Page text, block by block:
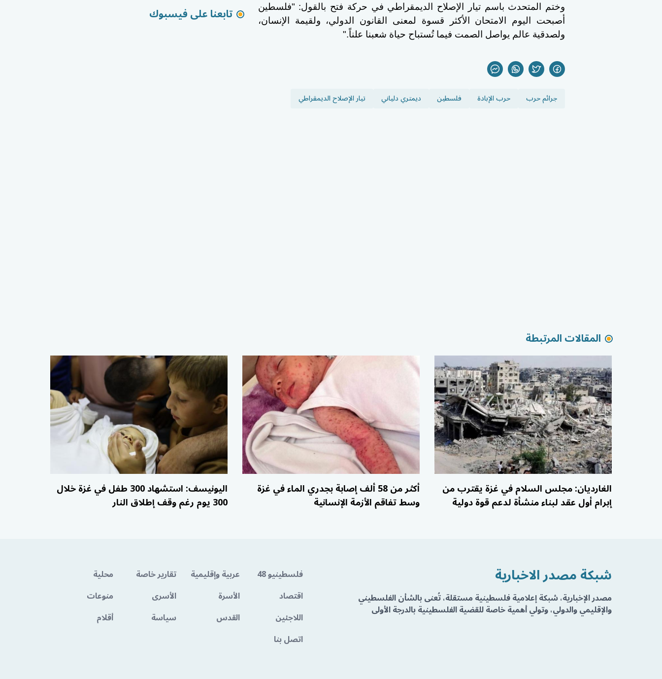
وختم المتحدث باسم تيار الإصلاح الديمقراطي في حركة فتح بالقول: "فلسطين
أصبحت اليوم الامتحان الأكثر قسوة لمعنى القانون الدولي، ولقيمة الإنسان،
ولصدقية عالم يواصل الصمت فيما تُستباح حياة شعبنا علناً."
جرائم حرب حرب الإبادة فلسطين ديمتري دلياني تيار الإصلاح الديمقراطي
تابعنا على فيسبوك
المقالات المرتبطة
الغارديان: مجلس السلام في غزة يقترب من
إبرام أول عقد لبناء منشأة لدعم قوة دولية
أكثر من 58 ألف إصابة بجدري الماء في غزة
وسط تفاقم الأزمة الإنسانية
اليونيسف: استشهاد 300 طفل في غزة خلال
300 يوم رغم وقف إطلاق النار
شبكة مصدر الاخبارية
مصدر الإخبارية، شبكة إعلامية فلسطينية مستقلة، تُعنى بالشأن الفلسطيني
والإقليمي والدولي، وتولي أهمية خاصة للقضية الفلسطينية بالدرجة الأولى
فلسطينيو 48 عربية وإقليمية تقارير خاصة
محلية
اقتصاد
الأسرة الأسرى
منوعات
اللاجئين
القدس سياسة
أقلام
اتصل بنا